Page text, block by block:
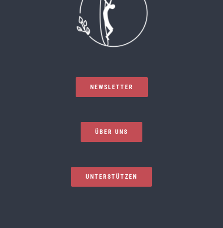
NEWSLETTER
ÜBER UNS
UNTERSTÜTZEN